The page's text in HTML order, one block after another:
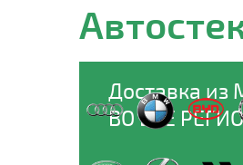
Доставка из
ВО ВСЕ